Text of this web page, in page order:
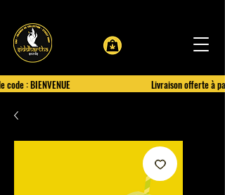
: BIENVENUE Livraison offerte à